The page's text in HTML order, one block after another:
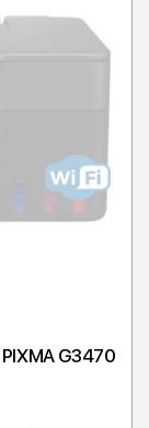
G3470